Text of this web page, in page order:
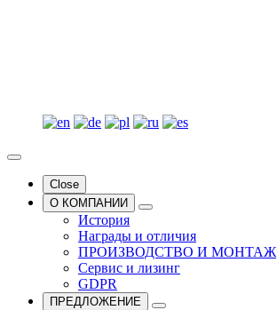
Close
О КОМПАНИИ
История
Награды и отличия
ПРОИЗВОДСТВО И МОНТАЖ
Сервис и лизинг
GDPR
ПРЕДЛОЖЕНИЕ